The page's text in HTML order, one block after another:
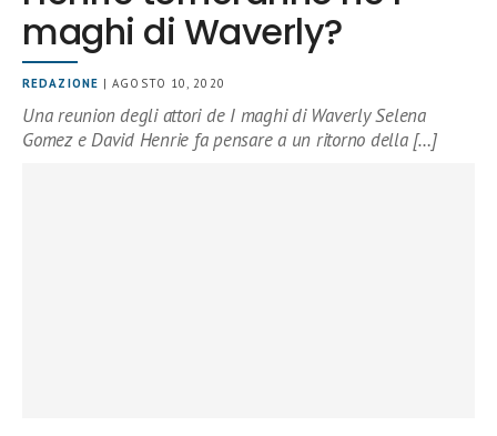
maghi di Waverly?
REDAZIONE | AGOSTO 10, 2020
Una reunion degli attori de I maghi di Waverly Selena
Gomez e David Henrie fa pensare a un ritorno della […]